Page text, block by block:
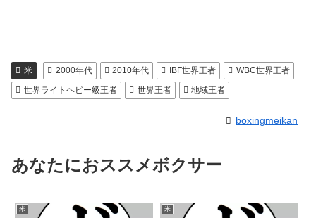
米 2000年代 2010年代 IBF世界王者
WBC世界王者
世界ライトヘビー級王者
世界王者 地域王者
boxingmeikan
あなたにおススメボクサー
米 米